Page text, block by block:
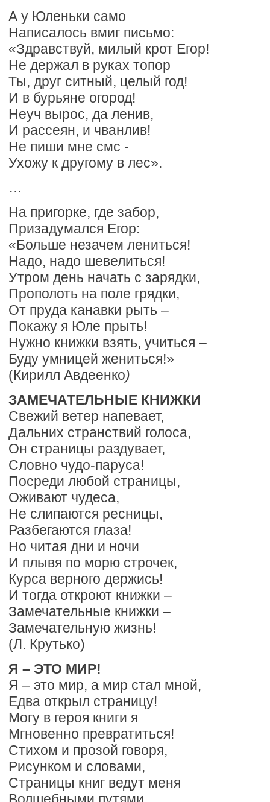
А у Юленьки само
Написалось вмиг письмо:
«Здравствуй, милый крот Егор!
Не держал в руках топор
Ты, друг ситный, целый год!
И в бурьяне огород!
Неуч вырос, да ленив,
И рассеян, и чванлив!
Не пиши мне смс -
Ухожу к другому в лес».
…
На пригорке, где забор,
Призадумался Егор:
«Больше незачем лениться!
Надо, надо шевелиться!
Утром день начать с зарядки,
Прополоть на поле грядки,
От пруда канавки рыть –
Покажу я Юле прыть!
Нужно книжки взять, учиться –
Буду умницей жениться!»
(Кирилл Авдеенко)
ЗАМЕЧАТЕЛЬНЫЕ КНИЖКИ
Свежий ветер напевает,
Дальних странствий голоса,
Он страницы раздувает,
Словно чудо-паруса!
Посреди любой страницы,
Оживают чудеса,
Не слипаются ресницы,
Разбегаются глаза!
Но читая дни и ночи
И плывя по морю строчек,
Курса верного держись!
И тогда откроют книжки –
Замечательные книжки –
Замечательную жизнь!
(Л. Крутько)
Я – ЭТО МИР!
Я – это мир, а мир стал мной,
Едва открыл страницу!
Могу в героя книги я
Мгновенно превратиться!
Стихом и прозой говоря,
Рисунком и словами,
Страницы книг ведут меня